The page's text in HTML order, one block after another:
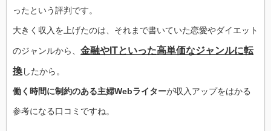
ったという評判です。
大きく収入を上げたのは、それまで書いていた恋愛やダイエット
のジャンルから、 金融やITといった高単価なジャンルに転
換したから。
働く時間に制約のある主婦Webライターが収入アップをはかる
参考になる口コミですね。